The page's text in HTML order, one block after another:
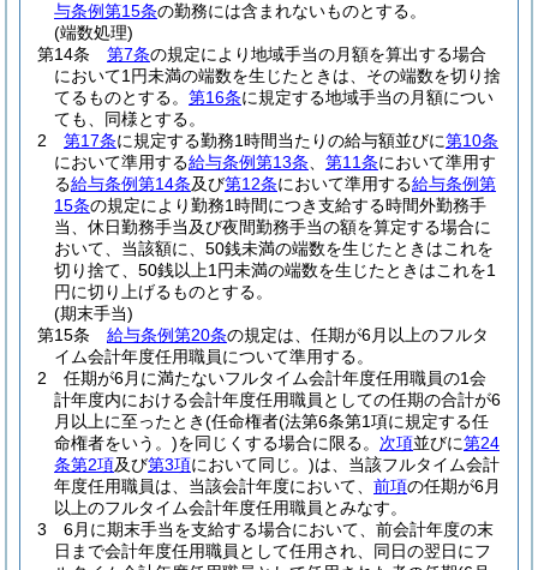
与条例第15条の勤務には含まれないものとする。
(端数処理)
第14条
第7条の規定により地域手当の月額を算出する場合
において1円未満の端数を生じたときは、その端数を切り捨
てるものとする。 第16条に規定する地域手当の月額につい
ても、同様とする。
2
第17条に規定する勤務1時間当たりの給与額並びに第10条
において準用する給与条例第13条 第11条において準用す
る給与条例第14条及び第12条において準用する給与条例第
15条の規定により勤務1時間につき支給する時間外勤務手
当、休日勤務手当及び夜間勤務手当の額を算定する場合に
おいて、当該額に、50銭未満の端数を生じたときはこれを
切り捨て、50銭以上1円未満の端数を生じたときはこれを1
円に切り上げるものとする。
(期末手当)
第15条
給与条例第20条の規定は、任期が6月以上のフルタ
イム会計年度任用職員について準用する。
2
任期が6月に満たないフルタイム会計年度任用職員の1会
計年度内における会計年度任用職員としての任期の合計が6
月以上に至ったとき(任命権者(法第6条第1項に規定する任
命権者をいう。)を同じくする場合に限る。 次項並びに第24
条第2項及び第3項において同じ。)は、当該フルタイム会計
年度任用職員は、当該会計年度において、 前項の任期が6月
以上のフルタイム会計年度任用職員とみなす。
3
6月に期末手当を支給する場合において、前会計年度の末
日まで会計年度任用職員として任用され、同日の翌日にフ